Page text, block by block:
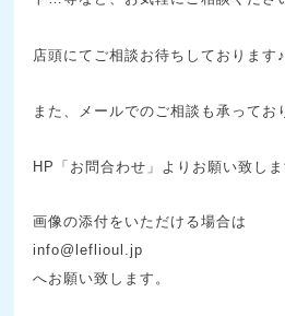
店頭にてご相談お待ちしております♪
また、メールでのご相談も承ってお
HP「お問合わせ」よりお願い致しま
画像の添付をいただける場合は
info@leflioul.jp
へお願い致します。